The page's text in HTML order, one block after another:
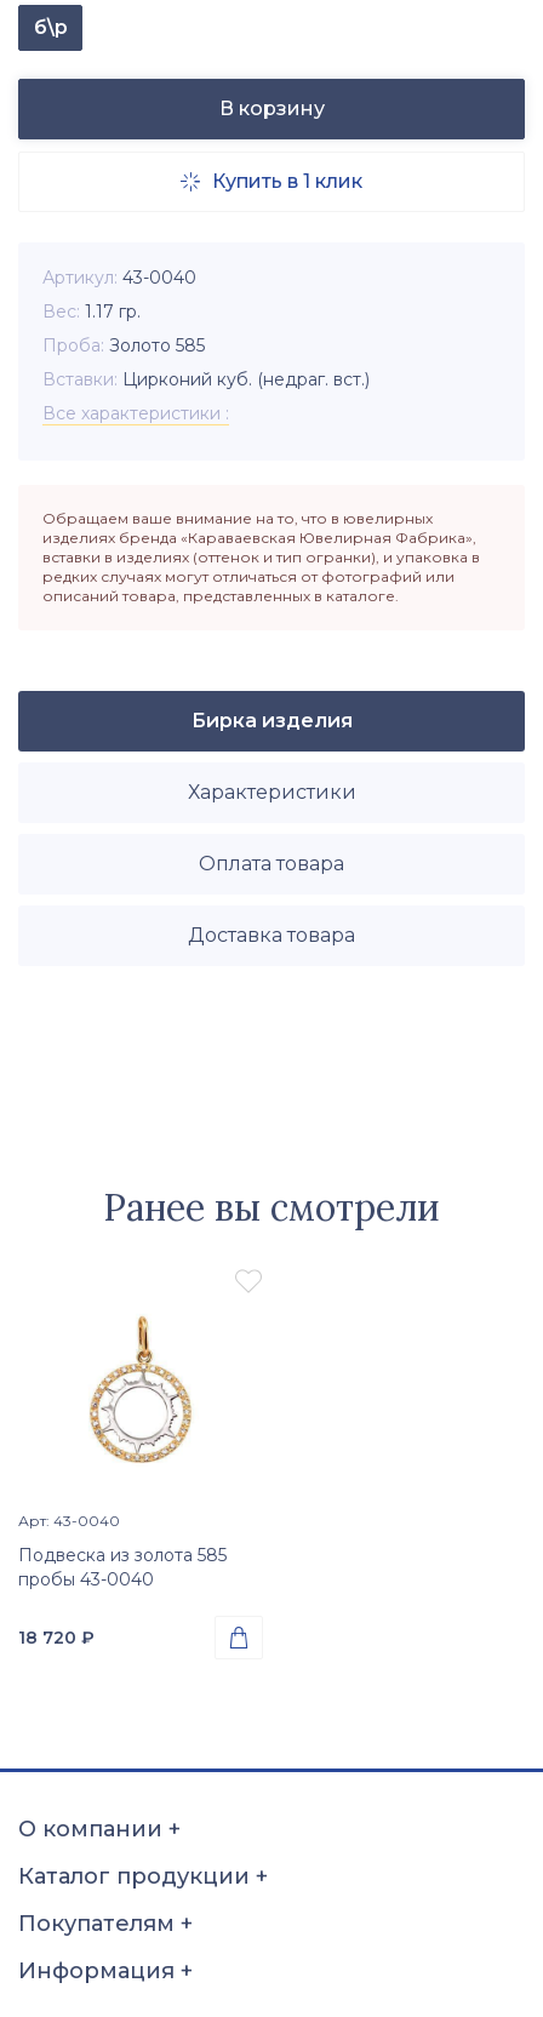
б\р
В корзину
 Купить в 1 клик
Артикул 43-0040
Вес 1.17 гр.
Проба Золото 585
Вставки Цирконий куб. (недраг. вст.)
Все характеристики
Обращаем ваше внимание на то, что в ювелирных
изделиях бренда «Караваевская Ювелирная Фабрика»,
вставки в изделиях (оттенок и тип огранки), и упаковка в
редких случаях могут отличаться от фотографий или
описаний товара, представленных в каталоге.
Бирка изделия
Характеристики
Оплата товара
Доставка товара
Ранее вы смотрели

 Просмотр изделия
Арт: 43-0040
Подвеска из золота 585
пробы 43-0040
18 720 ₽ 
вст.)
Размер
О компании +
Каталог продукции +
Покупателям +
Информация +